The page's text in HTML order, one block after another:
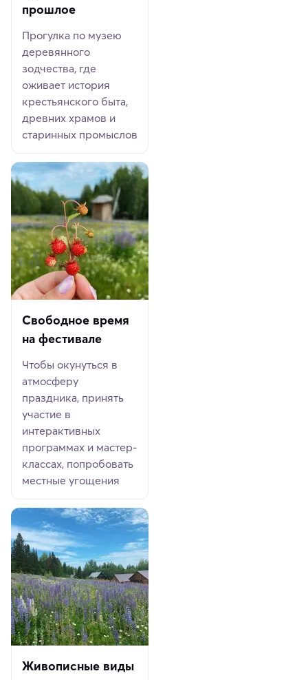
прошлое
Прогулка по музею
деревянного
зодчества, где
оживает история
крестьянского быта,
древних храмов и
старинных промыслов
Свободное время
на фестивале
Чтобы окунуться в
атмосферу
праздника, принять
участие в
интерактивных
программах и мастер-
классах, попробовать
местные угощения
Живописные виды